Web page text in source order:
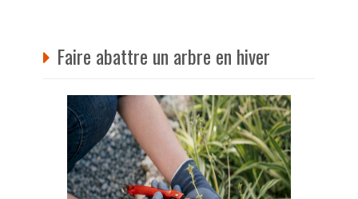
Faire abattre un arbre en hiver